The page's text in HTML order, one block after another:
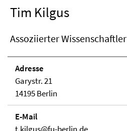
Tim Kilgus
Assoziierter Wissenschaftler
Adresse
Garystr. 21
14195 Berlin
E-Mail